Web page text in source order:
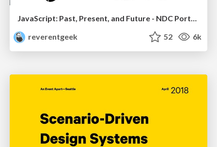
JavaScript: Past, Present, and Future - NDC Porto 2020
reverentgeek
52 6k